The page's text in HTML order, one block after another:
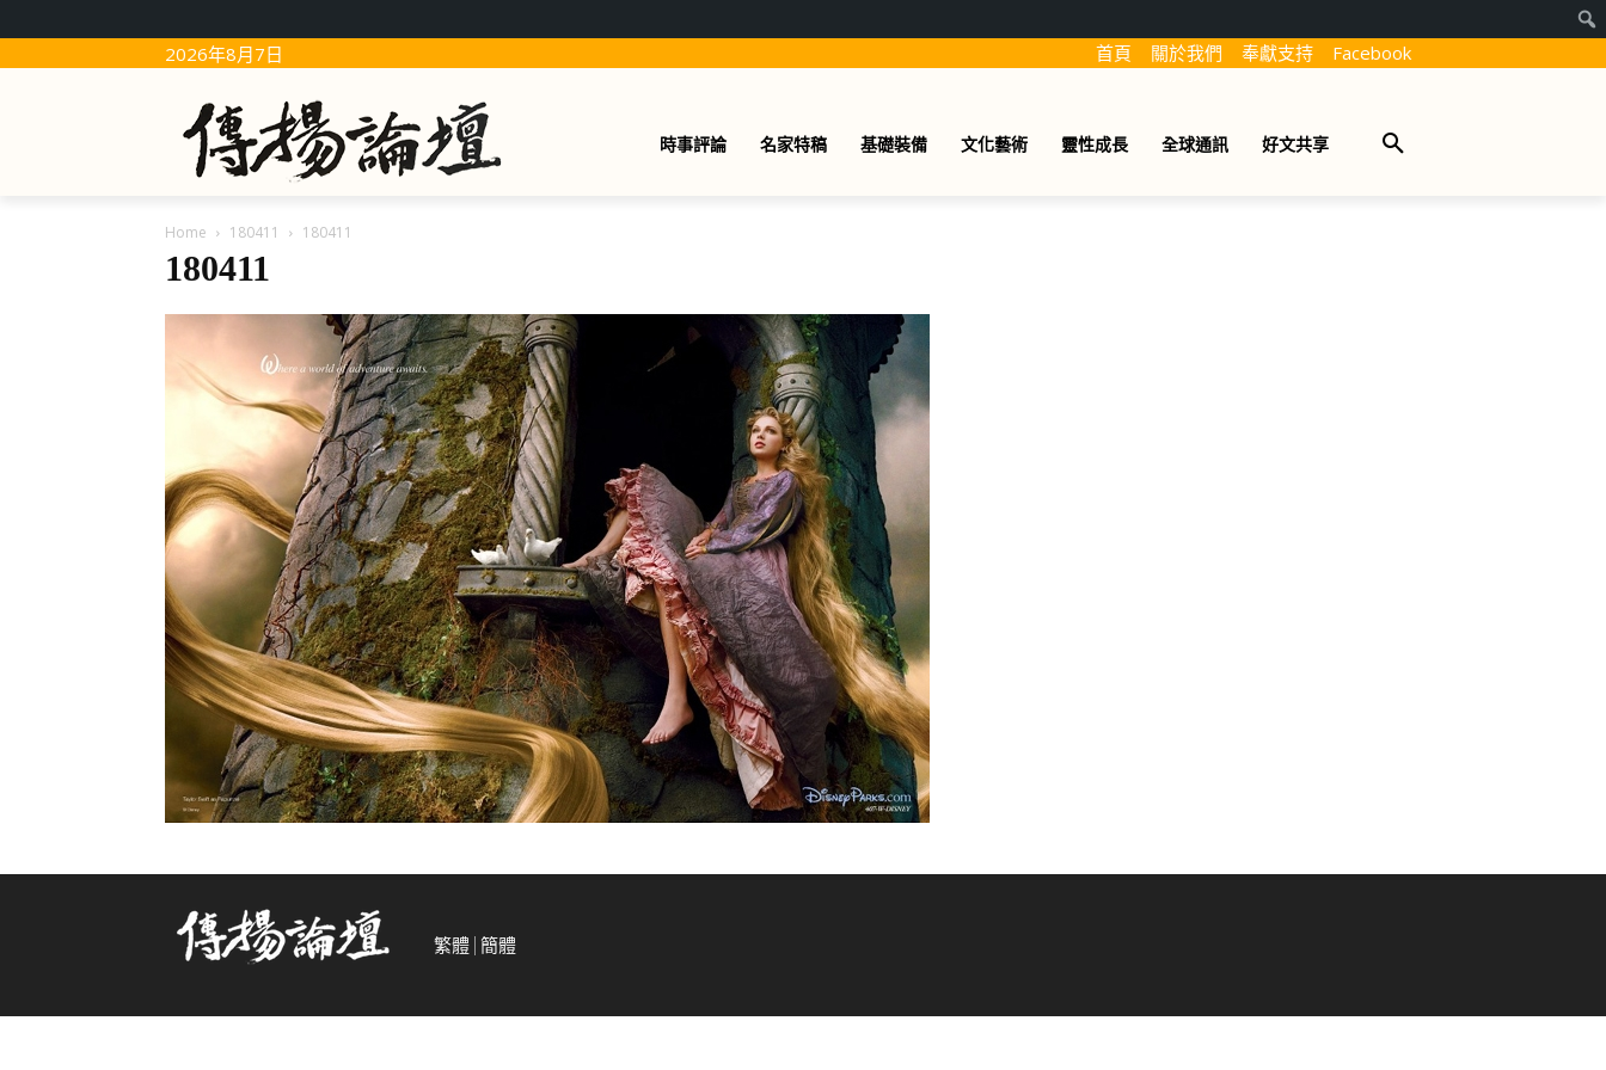
2026年8月7日 首頁 關於我們 奉獻支持 Facebook
時事評論 名家特稿 基礎裝備 文化藝術 靈性成長 全球通訊 好文共享
Home 180411 180411
180411
繁體 簡體